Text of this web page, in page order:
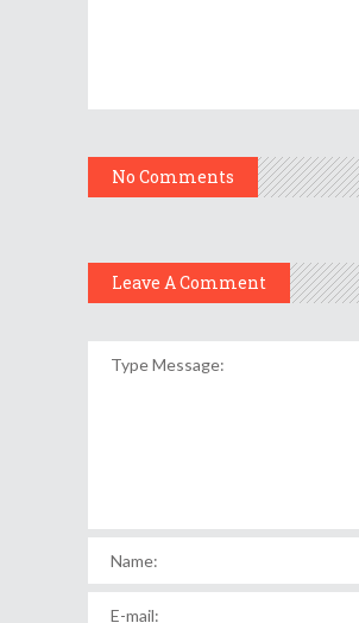
No Comments
Leave A Comment